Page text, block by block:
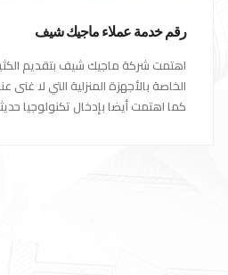
رقم خدمة عملاء ماجيك شيف
اهتمت شركة ماجيك شيف بتقديم
الخاصة بالأجهزة المنزلية التي لا غنى
كما اهتمت أيضا بإدخال تكنولوجيا